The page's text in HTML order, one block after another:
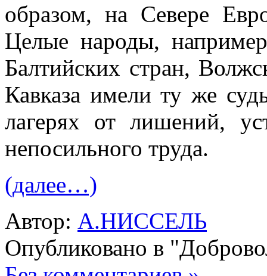
образом, на Севере
Целые народы,
Балтийских стран,
Кавказа имели ту же
лагерях от лишений,
непосильного труда.
(далее…)
Автор: А.НИССЕЛЬ
Опубликовано в